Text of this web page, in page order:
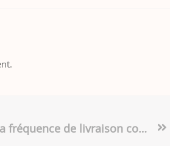
La fréquence de livraison comme indicateur de performance d’une transformation agile ?